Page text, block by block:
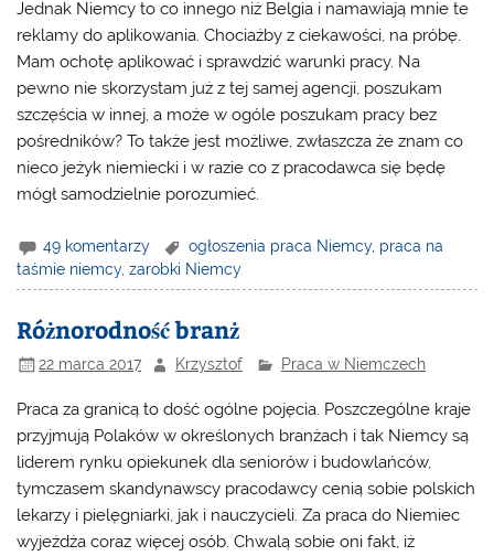
Jednak Niemcy to co innego niż Belgia i namawiają mnie te
reklamy do aplikowania. Chociażby z ciekawości, na próbę.
Mam ochotę aplikować i sprawdzić warunki pracy. Na
pewno nie skorzystam już z tej samej agencji, poszukam
szczęścia w innej, a może w ogóle poszukam pracy bez
pośredników? To także jest możliwe, zwłaszcza że znam co
nieco jeżyk niemiecki i w razie co z pracodawca się będę
mógł samodzielnie porozumieć.
49 komentarzy ogłoszenia praca Niemcy, praca na
taśmie niemcy,zarobki Niemcy
Różnorodność branż
22 marca 2017 Krzysztof Praca w Niemczech
Praca za granicą to dość ogólne pojęcia. Poszczególne kraje
przyjmują Polaków w określonych branżach i tak Niemcy są
liderem rynku opiekunek dla seniorów i budowlańców,
tymczasem skandynawscy pracodawcy cenią sobie polskich
lekarzy i pielęgniarki, jak i nauczycieli. Za praca do Niemiec
wyjeżdża coraz więcej osób. Chwalą sobie oni fakt, iż